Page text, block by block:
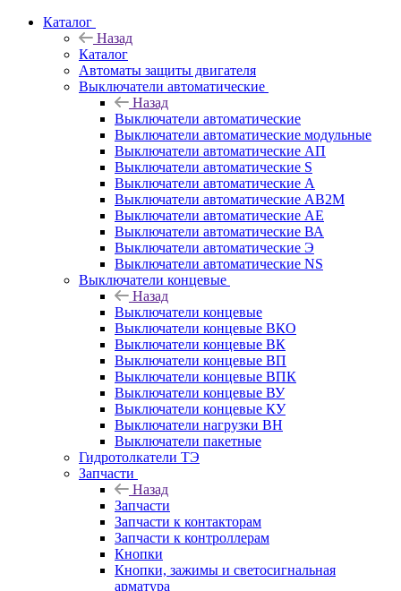
Каталог
Назад
Каталог
Автоматы защиты двигателя
Выключатели автоматические
Назад
Выключатели автоматические
Выключатели автоматические модульные
Выключатели автоматические АП
Выключатели автоматические S
Выключатели автоматические А
Выключатели автоматические АВ2М
Выключатели автоматические АЕ
Выключатели автоматические ВА
Выключатели автоматические Э
Выключатели автоматические NS
Выключатели концевые
Назад
Выключатели концевые
Выключатели концевые ВКО
Выключатели концевые ВК
Выключатели концевые ВП
Выключатели концевые ВПК
Выключатели концевые ВУ
Выключатели концевые КУ
Выключатели нагрузки ВН
Выключатели пакетные
Гидротолкатели ТЭ
Запчасти
Назад
Запчасти
Запчасти к контакторам
Запчасти к контроллерам
Кнопки
Кнопки, зажимы и светосигнальная
арматура